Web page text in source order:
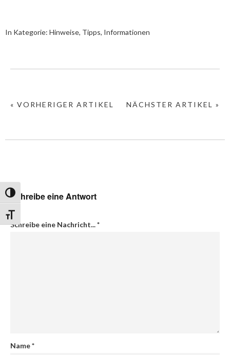
Umschalten auf hohe Kontraste
Schrift vergrößern
In Kategorie: Hinweise, Tipps, Informationen
NÄCHSTER ARTIKEL »
« VORHERIGER ARTIKEL
Schreibe eine Antwort
Schreibe eine Nachricht...*
Name*